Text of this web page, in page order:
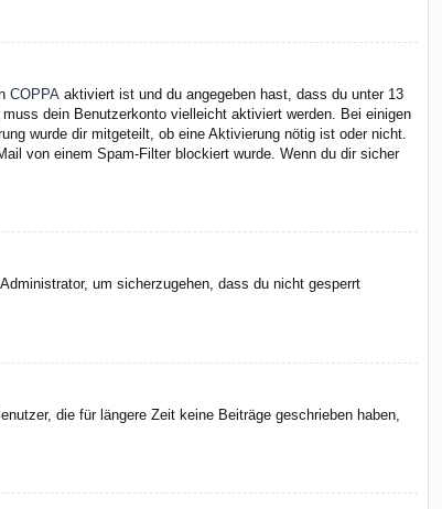
COPPA aktiviert ist und du angegeben hast, dass du unter 13
dein Benutzerkonto vielleicht aktiviert werden. Bei einigen
wurde dir mitgeteilt, ob eine Aktivierung nötig ist oder nicht.
von einem Spam-Filter blockiert wurde. Wenn du dir sicher
um sicherzugehen, dass du nicht gesperrt
die für längere Zeit keine Beiträge geschrieben haben,